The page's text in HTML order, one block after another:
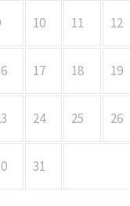
10 11 12
17 18 19
24 25 26
31